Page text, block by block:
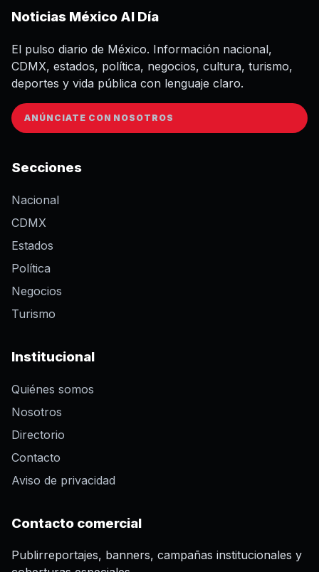
Noticias México Al Día
El pulso diario de México. Información nacional,
CDMX, estados, política, negocios, cultura, turismo,
deportes y vida pública con lenguaje claro.
ANÚNCIATE CON NOSOTROS
Secciones
Nacional
CDMX
Estados
Política
Negocios
Turismo
Institucional
Quiénes somos
Nosotros
Directorio
Contacto
Aviso de privacidad
Contacto comercial
Publirreportajes, banners, campañas institucionales y